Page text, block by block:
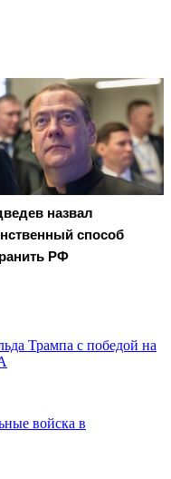
назвал
способ
РФ
Трампа с победой на
войска в